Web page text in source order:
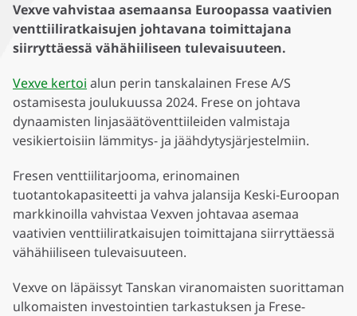
Vexve vahvistaa asemaansa Euroopassa vaativien
venttiiliratkaisujen johtavana toimittajana
siirryttäessä vähähiiliseen tulevaisuuteen.
Vexve kertoi alun perin tanskalainen Frese A/S
ostamisesta joulukuussa 2024. Frese on johtava
dynaamisten linjasäätöventtiileiden valmistaja
vesikiertoisiin lämmitys- ja jäähdytysjärjestelmiin.
Fresen venttiilitarjooma, erinomainen
tuotantokapasiteetti ja vahva jalansija Keski-Euroopan
markkinoilla vahvistaa Vexven johtavaa asemaa
vaativien venttiiliratkaisujen toimittajana siirryttäessä
vähähiiliseen tulevaisuuteen.
Vexve on läpäissyt Tanskan viranomaisten suorittaman
ulkomaisten investointien tarkastuksen ja Frese-